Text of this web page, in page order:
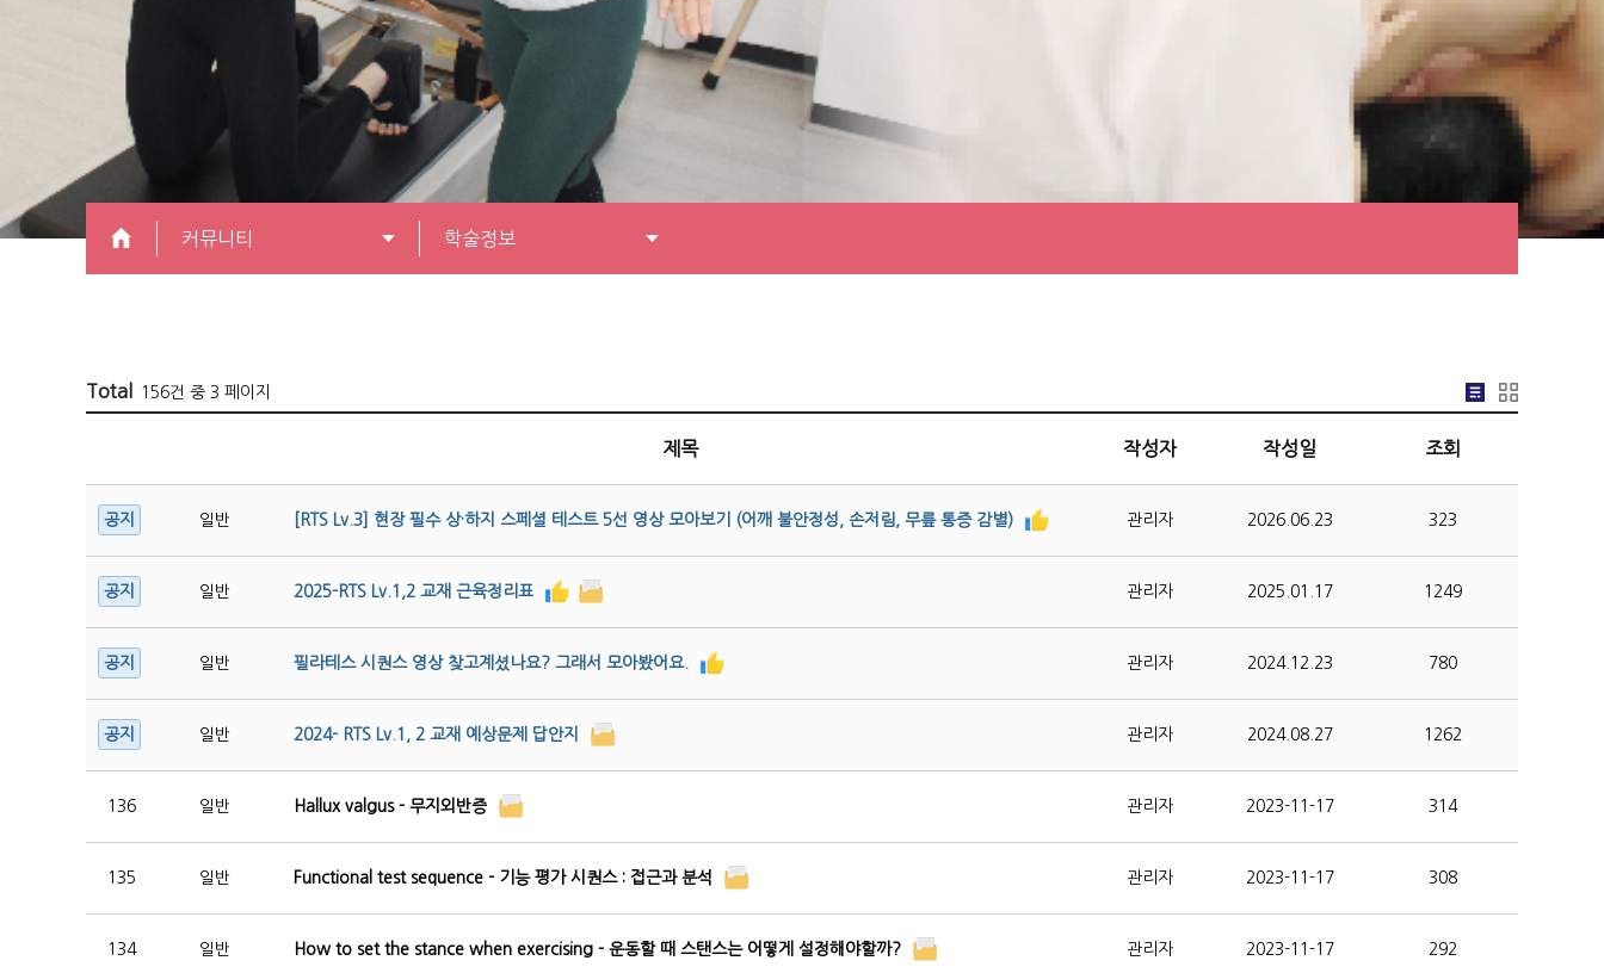
커뮤니티 학술정보
Total 156건 중 3 페이지
제목 작성자 작성일 조회
일반 [RTS Lv.3] 현장 필수 상·하지 스페셜 테스트 5선 영상 모아보기 (어깨 불안정성, 손저림, 무릎 통증 감별) 관리자 2026.06.23 323
일반 2025-RTS Lv.1,2 교재 근육정리표 관리자 2025.01.17 1249
일반 필라테스 시퀀스 영상 찾고계셨나요? 그래서 모아봤어요. 관리자 2024.12.23 780
일반 2024- RTS Lv.1, 2 교재 예상문제 답안지 관리자 2024.08.27 1262
136 일반 Hallux valgus - 무지외반증 관리자 2023-11-17 314
135 일반 Functional test sequence - 기능 평가 시퀀스 : 접근과 분석 관리자 2023-11-17 308
134 일반 How to set the stance when exercising - 운동할 때 스탠스는 어떻게 설정해야할까? 관리자 2023-11-17 292